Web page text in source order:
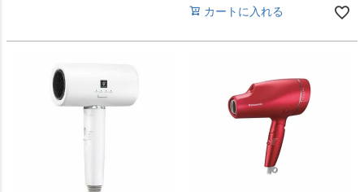
カートに入れる